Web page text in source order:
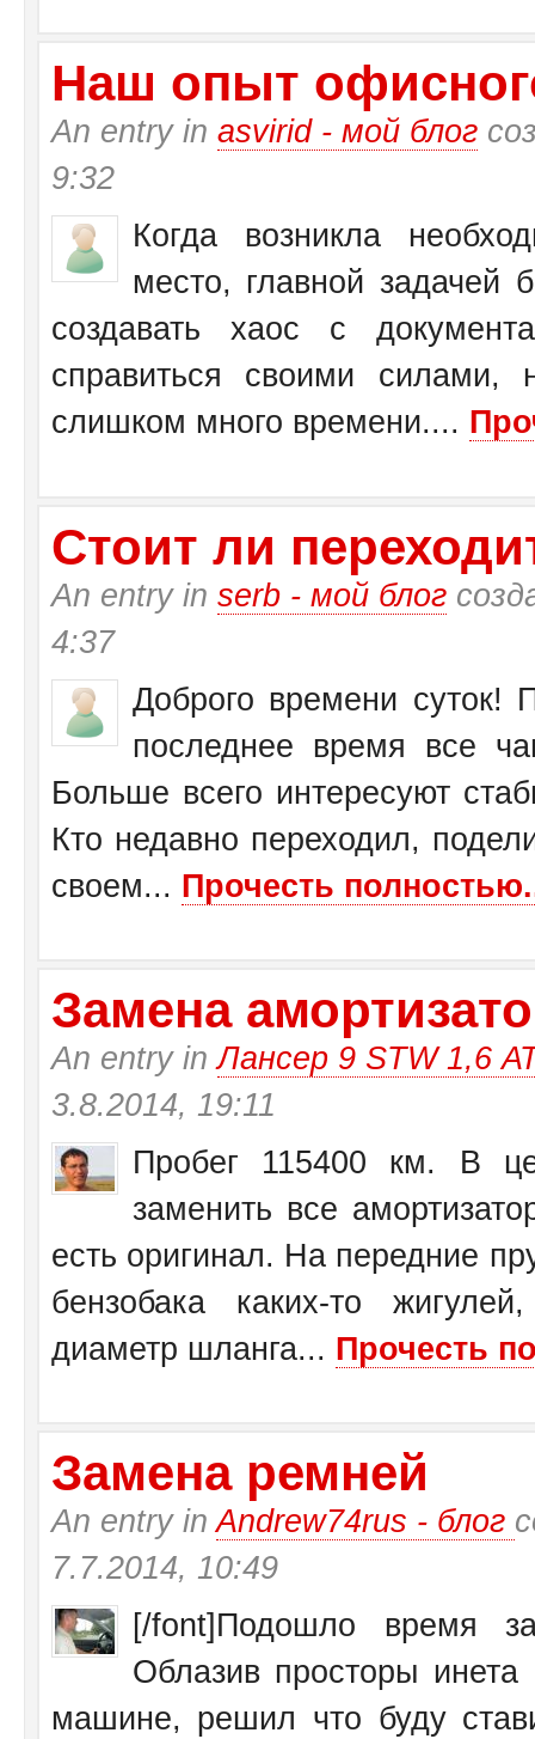
Наш опыт
An entry in asvirid - мой блог
9:32
Когда возникла
место, главной задачей
создавать хаос с
справиться своими
слишком много времени....
Стоит ли
An entry in serb - мой блог
4:37
Доброго времени суток!
последнее время все
Больше всего интересуют
Кто недавно переходил,
своем... Прочесть
Замена
An entry inЛансер 9 STW 1,6
3.8.2014, 19:11
Пробег 115400 км. В
заменить все
есть оригинал. На передние
бензобака каких-то
диаметр шланга... Прочесть
Замена ремней
An entry inAndrew74rus - блог
7.7.2014, 10:49
[/font]Подошло время
Облазив просторы
машине, решил что буду